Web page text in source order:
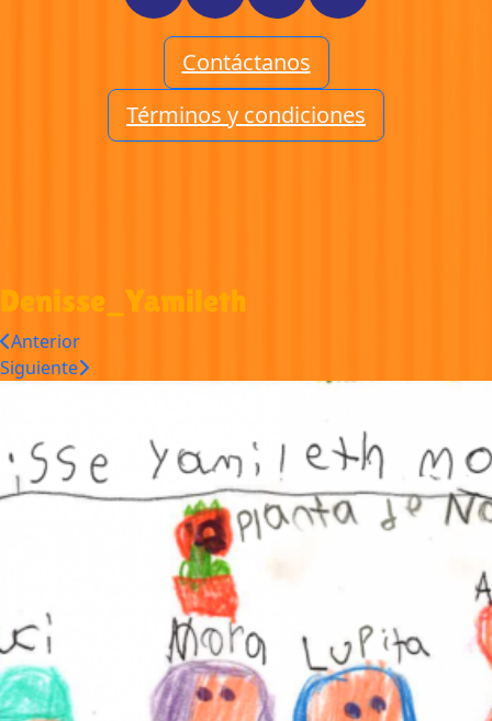
Contáctanos
Términos y condiciones
Denisse_Yamileth
Anterior
Siguiente